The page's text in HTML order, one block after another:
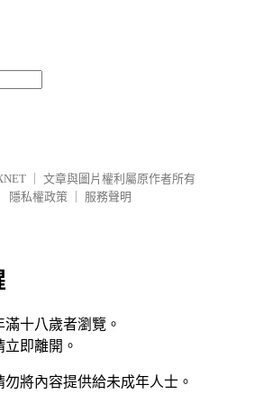
文章與圖片權利屬原作者所有
隱私權政策
服務聲明
十八歲者瀏覽。
即離開。
將內容提供給未成年人士。